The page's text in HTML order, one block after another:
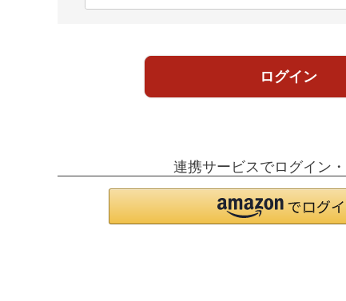
ログイン
連携サービスでログイン